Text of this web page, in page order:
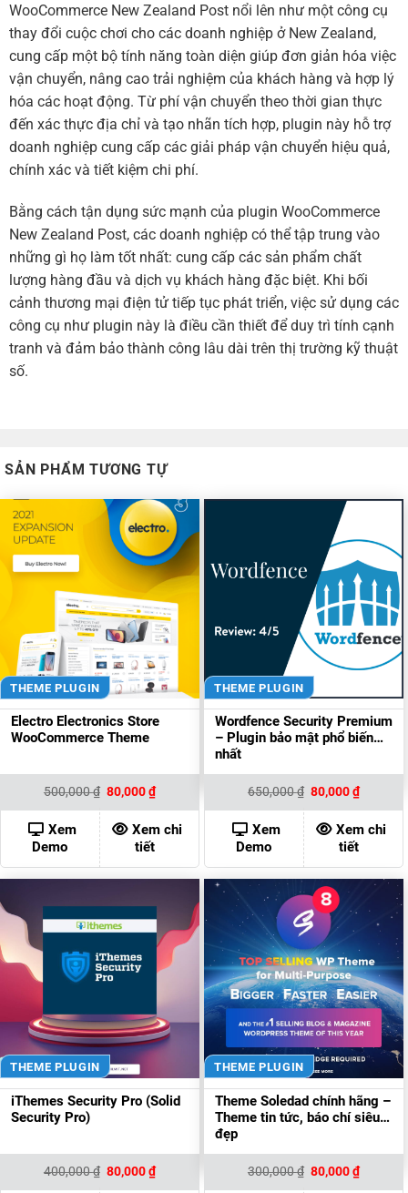
WooCommerce New Zealand Post nổi lên như một công cụ
thay đổi cuộc chơi cho các doanh nghiệp ở New Zealand,
cung cấp một bộ tính năng toàn diện giúp đơn giản hóa việc
vận chuyển, nâng cao trải nghiệm của khách hàng và hợp lý
hóa các hoạt động. Từ phí vận chuyển theo thời gian thực
đến xác thực địa chỉ và tạo nhãn tích hợp, plugin này hỗ trợ
doanh nghiệp cung cấp các giải pháp vận chuyển hiệu quả,
chính xác và tiết kiệm chi phí.
Bằng cách tận dụng sức mạnh của plugin WooCommerce
New Zealand Post, các doanh nghiệp có thể tập trung vào
những gì họ làm tốt nhất: cung cấp các sản phẩm chất
lượng hàng đầu và dịch vụ khách hàng đặc biệt. Khi bối
cảnh thương mại điện tử tiếp tục phát triển, việc sử dụng các
công cụ như plugin này là điều cần thiết để duy trì tính cạnh
tranh và đảm bảo thành công lâu dài trên thị trường kỹ thuật
số.
SẢN PHẨM TƯƠNG TỰ
THEME PLUGIN
Electro Electronics Store
WooCommerce Theme
500,000₫ Giá
gốc
là:
500,000 ₫.
80,000₫Giá
hiện
tại
là:
80,000 ₫.
Xem
Demo
Xem chi
tiết
THEME PLUGIN
Wordfence Security Premium
– Plugin bảo mật phổ biến
nhất
650,000₫ Giá
gốc
là:
650,000 ₫.
80,000₫Giá
hiện
tại
là:
80,000
Xem
Demo
Xem chi
tiết
THEME PLUGIN
iThemes Security Pro (Solid
Security Pro)
400,000₫ Giá
gốc
80,000₫Giá
hiện
THEME PLUGIN
Theme Soledad chính hãng –
Theme tin tức, báo chí siêu
đẹp
300,000₫ Giá
gốc
80,000₫Giá
hiện